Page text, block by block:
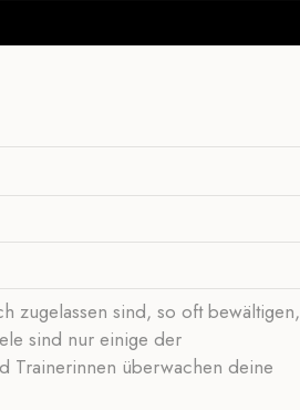
zugelassen sind, so oft bewältigen,
sind nur einige der
Trainerinnen überwachen deine